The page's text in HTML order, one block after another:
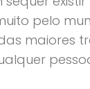
pelo
maiores